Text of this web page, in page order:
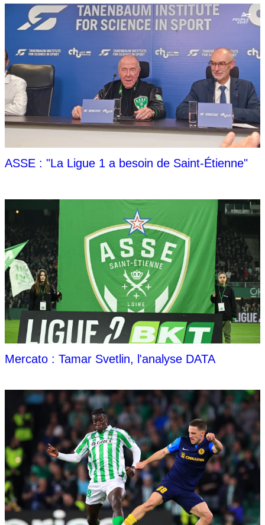
ASSE : "La Ligue 1 a besoin de Saint-Étienne"
Mercato : Tamar Svetlin, l'analyse DATA